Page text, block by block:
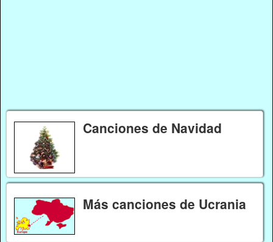
Canciones de Navidad
Más canciones de Ucrania